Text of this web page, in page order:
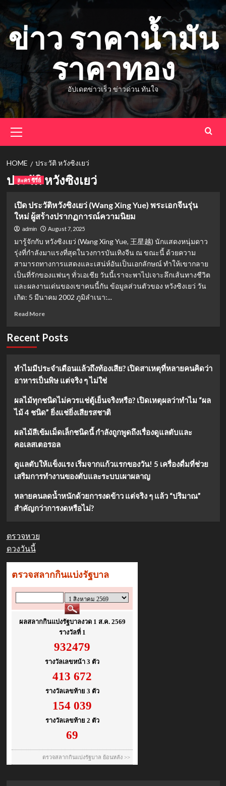
to
content
ข่าว ราคาน้ำมัน
ราคาทอง
อัปเดตข่าวเร็ว ข่าวด่วน ทันใจ
Menu
HOME ประวัติ หวังซิงเยว่
ประวัติ หวังซิงเยว่
ละคร ซีรี่ย์
เปิด ประวัติหวังซิงเยว่ (Wang Xing Yue) พระเอกจีนรุ่น
ใหม่ ผู้สร้างปรากฏการณ์ความนิยม
admin August 7, 2025
มารู้จักกับ หวังซิงเยว่ (Wang Xing Yue, 王星越) นักแสดงหนุ่มดาว
รุ่งที่กำลังมาแรงที่สุดในวงการบันเทิงจีน ณ ขณะนี้ ด้วยความ
สามารถทางการแสดงและเสน่ห์อันเป็นเอกลักษณ์ ทำให้เขากลาย
เป็นที่รักของแฟนๆ ทั่วเอเชีย วันนี้เราจะพาไปเจาะลึกเส้นทางชีวิต
และผลงานเด่นของเขาคนนี้กัน ข้อมูลส่วนตัวของ หวังซิงเยว่ วัน
เกิด: 5 มีนาคม 2002 ภูมิลำเนา:...
Read MoreRead
เปิด
ซิงเยว่
(Wang
Yue)
พระเอก
รุ่น
ใหม่
ผู้
ปรากฏการณ์
ความ
Recent Posts
ทำไมมีประจำเดือนแล้วถึงท้องเสีย? เปิดสาเหตุที่หลายคนคิดว่า
อาหารเป็นพิษ แต่จริง ๆ ไม่ใช่
ผลไม้ทุกชนิดไม่ควรแช่ตู้เย็นจริงหรือ? เปิดเหตุผลว่าทำไม “ผล
ไม้ 4 ชนิด” ยิ่งแช่ยิ่งเสียรสชาติ
ผลไม้สีเข้มเม็ดเล็กชนิดนี้ กำลังถูกพูดถึงเรื่องดูแลตับและ
คอเลสเตอรอล
ดูแลตับให้แข็งแรง เริ่มจากแก้วแรกของวัน! 5 เครื่องดื่มที่ช่วย
เสริมการทำงานของตับและระบบเผาผลาญ
หลายคนลดน้ำหนักด้วยการงดข้าว แต่จริง ๆ แล้ว “ปริมาณ”
สำคัญกว่าการงดหรือไม่?
ตรวจหวย
ดวงวันนี้